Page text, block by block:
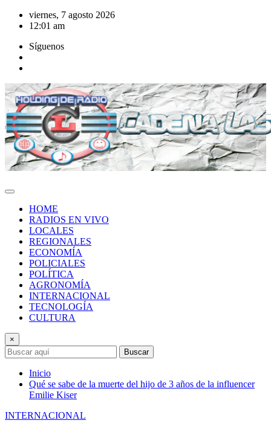
Saltar
viernes, 7 agosto 2026
12:01 am
Síguenos
HOME
RADIOS EN VIVO
LOCALES
REGIONALES
ECONOMÍA
POLICIALES
POLÍTICA
AGRONOMÍA
INTERNACIONAL
TECNOLOGÍA
CULTURA
×
Buscar
Inicio
Qué se sabe de la muerte del hijo de 3 años de la influencer
Emilie Kiser
INTERNACIONAL